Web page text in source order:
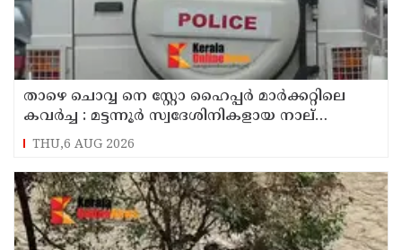
താഴെ ചൊവ്വ നെ സ്റ്റോ ഹൈപ്പർ മാർക്കറ്റിലെ
കവർച്ച : മട്ടന്നൂർ സ്വദേശിനികളായ നാല്
പ്രതികൾ പിടിയിൽ
THU,6 AUG 2026